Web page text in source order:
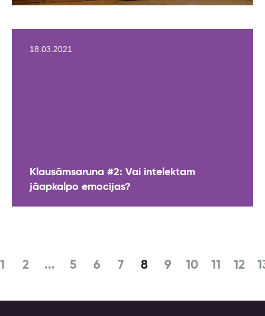
18.03.2021
Klausāmsaruna #2: Vai intelektam
jāapkalpo emocijas?
1 2 ... 5 6 7 8 9 10 11 12